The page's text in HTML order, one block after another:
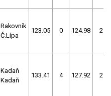
Rakovník
Č.Lípa
123.05 0 124.98 2
Kadaň
Kadaň
133.41 4 127.92 2